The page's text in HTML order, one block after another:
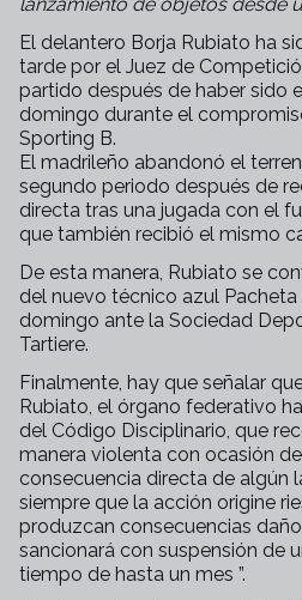
El delantero Borja Rubiato ha
tarde por el Juez de
partido después de haber sido
domingo durante el
Sporting B.
El madrileño abandonó el
segundo periodo después de
directa tras una jugada con el
que también recibió el mismo
De esta manera, Rubiato se
del nuevo técnico azul
domingo ante la Sociedad
Tartiere.
Finalmente, hay que señalar
Rubiato, el órgano federativo
del Código Disciplinario, que
manera violenta con ocasión
consecuencia directa de algún
siempre que la acción origine
produzcan consecuencias
sancionará con suspensión de
tiempo de hasta un mes ”.